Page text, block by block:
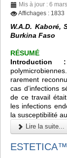
Mis à jour : 6
Affichages : 1833
W.A.D. Kaboré,
Burkina Faso
RÉSUMÉ
Introduction :
rarement
cas d’infections
de ce travail
les infections
la susceptibilité
Lire la suite...